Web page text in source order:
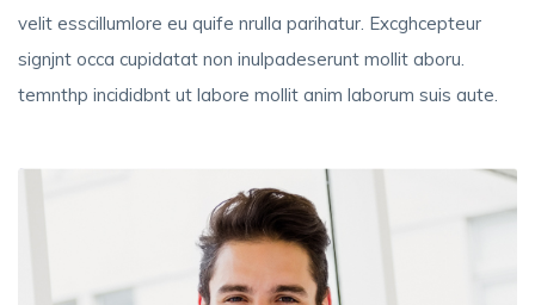
velit esscillumlore eu quife nrulla parihatur. Excghcepteur
signjnt occa cupidatat non inulpadeserunt mollit aboru.
temnthp incididbnt ut labore mollit anim laborum suis aute.